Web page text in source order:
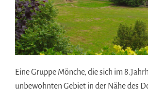
Eine Gruppe Mönche, die sich im
unbewohnten Gebiet in der Nähe des